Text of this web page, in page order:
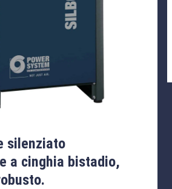
silenziato
a cinghia bistadio,